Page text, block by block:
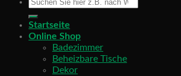
Startseite
Online Shop
Badezimmer
Beheizbare Tische
Dekor